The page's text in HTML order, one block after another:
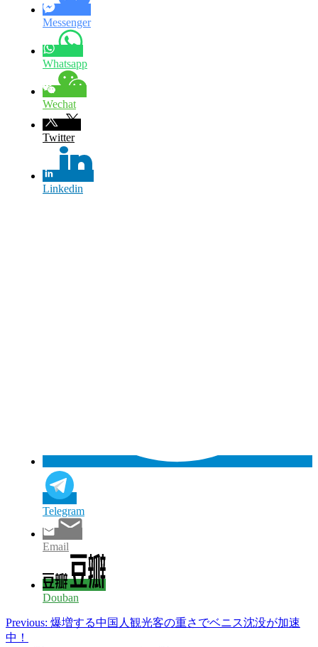
Messenger
Whatsapp
Wechat
Twitter
Linkedin
Telegram
Email
Douban
Post
Previous: 爆増する中国人観光客の重さでベニス沈没が加速
中！